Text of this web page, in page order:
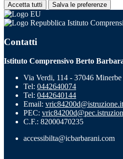
Accetta tutti Salva le preferenze
Istituto
Contatti
Istituto Comprensivo Berto
Via Verdi, 114 - 37046
Tel: 0442640074
Tel: 0442640144
Email: vric84200d@istruzione.it
PEC:
C.F.: 82000470235
accessibilta@icbarbarani.com